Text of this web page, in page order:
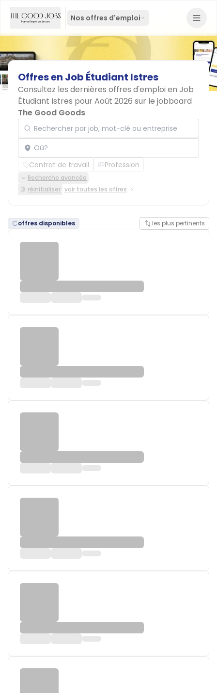
Nos offres d'emploi
Offresen Job Étudiant Istres
Consultez les dernières offres d'emploi en Job
Étudiant Istres pour Août 2026 sur le jobboard
The Good Goods
Rechercher par job, mot-clé ou entreprise
Localisation
Contrat de travail Profession
Recherche avancée
réinitialiser voir toutes les offres
offres disponibles les plus pertinents